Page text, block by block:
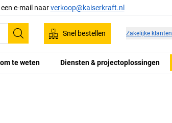
e-mail naarverkoop@kaiserkraft.nl
Zoeken
Snel bestellen Zakelijke klanten
te weten Diensten & projectoplossingen